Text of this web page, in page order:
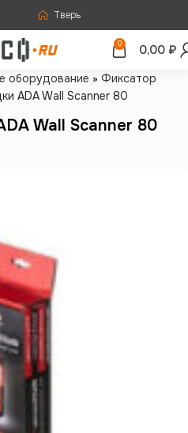
Тверь
0 0,00 ₽
оборудование » Фиксатор
ADA Wall Scanner 80
Wall Scanner 80